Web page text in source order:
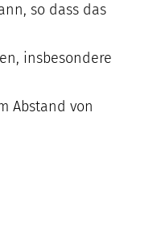
so dass das
insbesondere
Abstand von